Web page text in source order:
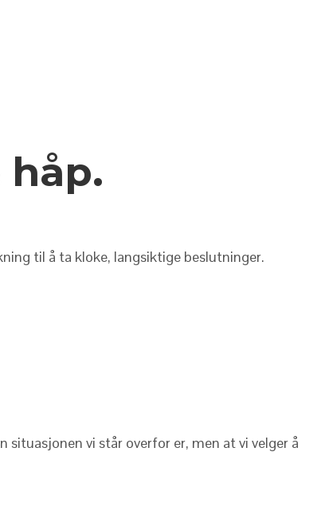
til å ta kloke, langsiktige beslutninger.
situasjonen vi står overfor er, men at vi velger å